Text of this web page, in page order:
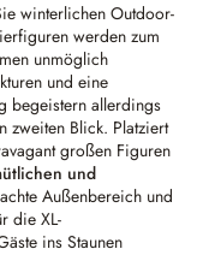
winterlichen Outdoor-
werden zum
unmöglich
und eine
begeistern allerdings
zweiten Blick. Platziert
großen Figuren
und
Außenbereich und
die XL-
ins Staunen